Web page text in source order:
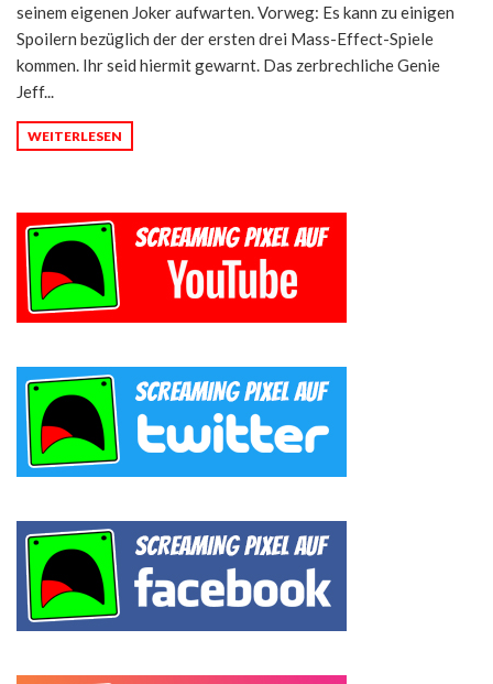
seinem eigenen Joker aufwarten. Vorweg: Es kann zu einigen
Spoilern bezüglich der der ersten drei Mass-Effect-Spiele
kommen. Ihr seid hiermit gewarnt. Das zerbrechliche Genie
Jeff...
WEITERLESEN